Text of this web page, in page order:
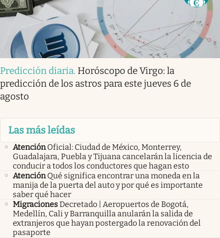
Predicción diaria. Horóscopo de Virgo: la
predicción de los astros para este jueves 6 de
agosto
Las más leídas
Atención Oficial: Ciudad de México, Monterrey,
Guadalajara, Puebla y Tijuana cancelarán la licencia de
conducir a todos los conductores que hagan esto
Atención Qué significa encontrar una moneda en la
manija de la puerta del auto y por qué es importante
saber qué hacer
MigracionesDecretado | Aeropuertos de Bogotá,
Medellín, Cali y Barranquilla anularán la salida de
extranjeros que hayan postergado la renovación del
pasaporte